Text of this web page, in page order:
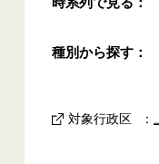
種別から探す：
対象行政区 ：